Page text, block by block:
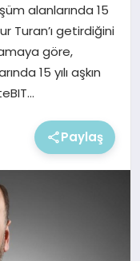
alanlarında 15
Turan’ı getirdiğini
göre,
15 yılı aşkın
Paylaş